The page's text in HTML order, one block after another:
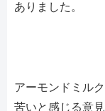
ありました。
アーモンドミル
苦いと感じる意